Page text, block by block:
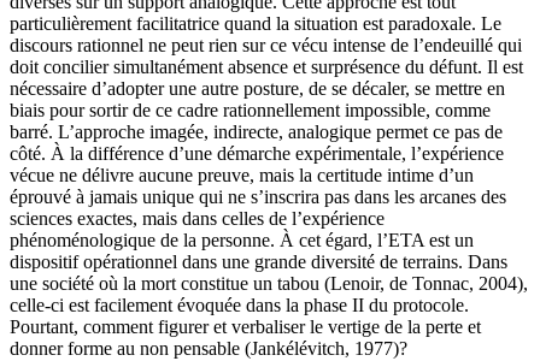
particulièrement facilitatrice quand la situation est paradoxale. Le
discours rationnel ne peut rien sur ce vécu intense de l’endeuillé qui
doit concilier simultanément absence et surprésence du défunt. Il est
nécessaire d’adopter une autre posture, de se décaler, se mettre en
biais pour sortir de ce cadre rationnellement impossible, comme
barré. L’approche imagée, indirecte, analogique permet ce pas de
côté. À la différence d’une démarche expérimentale, l’expérience
vécue ne délivre aucune preuve, mais la certitude intime d’un
éprouvé à jamais unique qui ne s’inscrira pas dans les arcanes des
sciences exactes, mais dans celles de l’expérience
phénoménologique de la personne. À cet égard, l’ETA est un
dispositif opérationnel dans une grande diversité de terrains. Dans
une société où la mort constitue un tabou (Lenoir, de Tonnac, 2004),
celle-ci est facilement évoquée dans la phase II du protocole.
Pourtant, comment figurer et verbaliser le vertige de la perte et
donner forme au non pensable (Jankélévitch, 1977)?